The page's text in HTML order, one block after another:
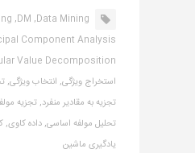
Data Mining,
DM,
Component Analysis,
Value Decomposition,
استخراج ویژگی, انتخاب ویژگی,
تجزیه به مقادیر منفرد,تجزیه
تحلیل مولفه اساسی,داده کاوی,
یادگیری ماشین